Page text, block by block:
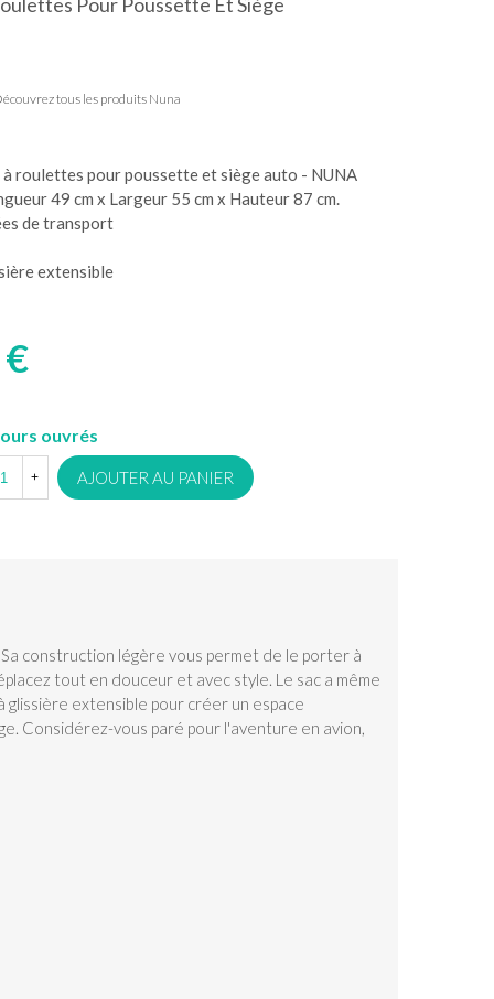
tous les produits Nuna
roulettes pour poussette et siège auto - NUNA
49 cm x Largeur 55 cm x Hauteur 87 cm.
de transport
extensible
ouvrés
+ AJOUTER AU PANIER
construction légère vous permet de le porter à
tout en douceur et avec style. Le sac a même
extensible pour créer un espace
Considérez-vous paré pour l'aventure en avion,